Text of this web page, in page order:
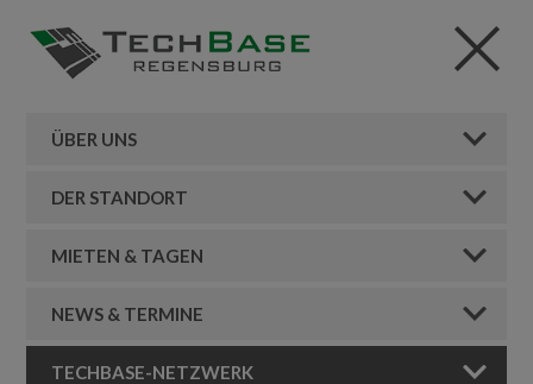
ÜBER UNS
DER STANDORT
MIETEN & TAGEN
NEWS & TERMINE
TECHBASE-NETZWERK